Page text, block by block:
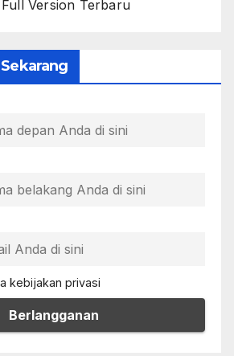
Version Terbaru
kebijakan privasi